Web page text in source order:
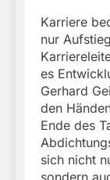
Karriere
nur
es
Gerhard
den
Ende des
sich nicht
sondern